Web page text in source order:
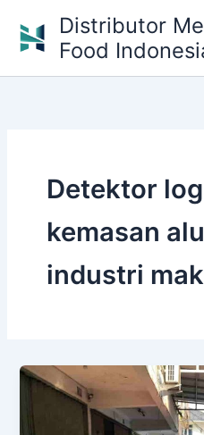
content
Distributor
Food
Detektor
kemasan
industri